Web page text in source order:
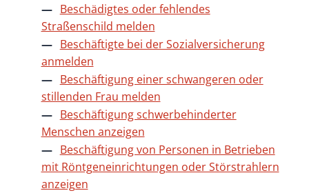
Beschädigtes oder fehlendes
Straßenschild melden
Beschäftigte bei der Sozialversicherung
anmelden
Beschäftigung einer schwangeren oder
stillenden Frau melden
Beschäftigung schwerbehinderter
Menschen anzeigen
Beschäftigung von Personen in Betrieben
mit Röntgeneinrichtungen oder Störstrahlern
anzeigen